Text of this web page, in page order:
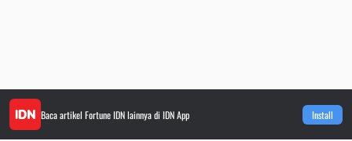
Baca artikel Fortune IDNlainnya di IDN App Install